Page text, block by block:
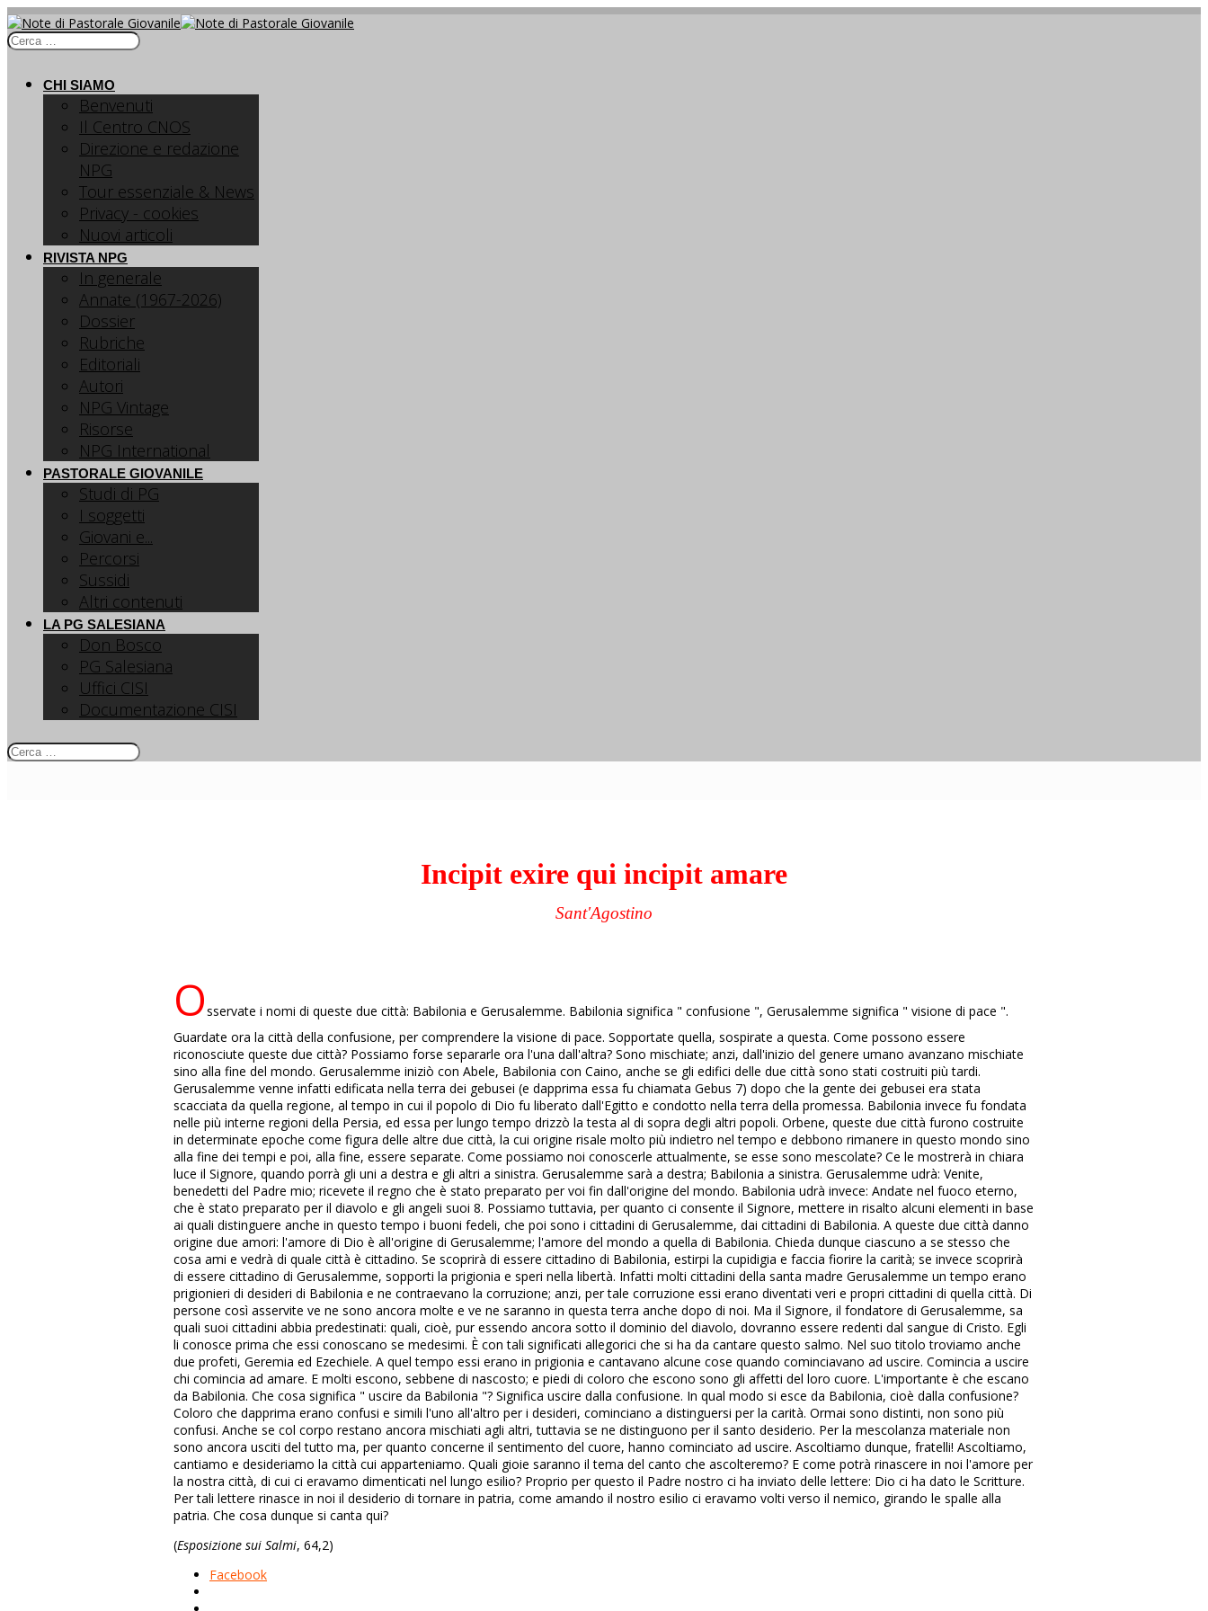
CHI SIAMO
Benvenuti
Il Centro CNOS
Direzione e redazione
NPG
Tour essenziale & News
Privacy - cookies
Nuovi articoli
RIVISTA NPG
In generale
Annate (1967-2026)
Dossier
Rubriche
Editoriali
Autori
NPG Vintage
Risorse
NPG International
PASTORALE GIOVANILE
Studi di PG
I soggetti
Giovani e...
Percorsi
Sussidi
Altri contenuti
LA PG SALESIANA
Don Bosco
PG Salesiana
Uffici CISI
Documentazione CISI
Incipit exire qui incipit amare
Sant'Agostino
Osservate i nomi di queste due città: Babilonia e Gerusalemme. Babilonia significa " confusione ", Gerusalemme significa " visione di pace ".
Guardate ora la città della confusione, per comprendere la visione di pace. Sopportate quella, sospirate a questa. Come possono essere
riconosciute queste due città? Possiamo forse separarle ora l'una dall'altra? Sono mischiate; anzi, dall'inizio del genere umano avanzano mischiate
sino alla fine del mondo. Gerusalemme iniziò con Abele, Babilonia con Caino, anche se gli edifici delle due città sono stati costruiti più tardi.
Gerusalemme venne infatti edificata nella terra dei gebusei (e dapprima essa fu chiamata Gebus 7) dopo che la gente dei gebusei era stata
scacciata da quella regione, al tempo in cui il popolo di Dio fu liberato dall'Egitto e condotto nella terra della promessa. Babilonia invece fu fondata
nelle più interne regioni della Persia, ed essa per lungo tempo drizzò la testa al di sopra degli altri popoli. Orbene, queste due città furono costruite
in determinate epoche come figura delle altre due città, la cui origine risale molto più indietro nel tempo e debbono rimanere in questo mondo sino
alla fine dei tempi e poi, alla fine, essere separate. Come possiamo noi conoscerle attualmente, se esse sono mescolate? Ce le mostrerà in chiara
luce il Signore, quando porrà gli uni a destra e gli altri a sinistra. Gerusalemme sarà a destra; Babilonia a sinistra. Gerusalemme udrà: Venite,
benedetti del Padre mio; ricevete il regno che è stato preparato per voi fin dall'origine del mondo. Babilonia udrà invece: Andate nel fuoco eterno,
che è stato preparato per il diavolo e gli angeli suoi 8. Possiamo tuttavia, per quanto ci consente il Signore, mettere in risalto alcuni elementi in base
ai quali distinguere anche in questo tempo i buoni fedeli, che poi sono i cittadini di Gerusalemme, dai cittadini di Babilonia. A queste due città danno
origine due amori: l'amore di Dio è all'origine di Gerusalemme; l'amore del mondo a quella di Babilonia. Chieda dunque ciascuno a se stesso che
cosa ami e vedrà di quale città è cittadino. Se scoprirà di essere cittadino di Babilonia, estirpi la cupidigia e faccia fiorire la carità; se invece scoprirà
di essere cittadino di Gerusalemme, sopporti la prigionia e speri nella libertà. Infatti molti cittadini della santa madre Gerusalemme un tempo erano
prigionieri di desideri di Babilonia e ne contraevano la corruzione; anzi, per tale corruzione essi erano diventati veri e propri cittadini di quella città. Di
persone così asservite ve ne sono ancora molte e ve ne saranno in questa terra anche dopo di noi. Ma il Signore, il fondatore di Gerusalemme, sa
quali suoi cittadini abbia predestinati: quali, cioè, pur essendo ancora sotto il dominio del diavolo, dovranno essere redenti dal sangue di Cristo. Egli
li conosce prima che essi conoscano se medesimi. È con tali significati allegorici che si ha da cantare questo salmo. Nel suo titolo troviamo anche
due profeti, Geremia ed Ezechiele. A quel tempo essi erano in prigionia e cantavano alcune cose quando cominciavano ad uscire. Comincia a uscire
chi comincia ad amare. E molti escono, sebbene di nascosto; e piedi di coloro che escono sono gli affetti del loro cuore. L'importante è che escano
da Babilonia. Che cosa significa " uscire da Babilonia "? Significa uscire dalla confusione. In qual modo si esce da Babilonia, cioè dalla confusione?
Coloro che dapprima erano confusi e simili l'uno all'altro per i desideri, cominciano a distinguersi per la carità. Ormai sono distinti, non sono più
confusi. Anche se col corpo restano ancora mischiati agli altri, tuttavia se ne distinguono per il santo desiderio. Per la mescolanza materiale non
sono ancora usciti del tutto ma, per quanto concerne il sentimento del cuore, hanno cominciato ad uscire. Ascoltiamo dunque, fratelli! Ascoltiamo,
cantiamo e desideriamo la città cui apparteniamo. Quali gioie saranno il tema del canto che ascolteremo? E come potrà rinascere in noi l'amore per
la nostra città, di cui ci eravamo dimenticati nel lungo esilio? Proprio per questo il Padre nostro ci ha inviato delle lettere: Dio ci ha dato le Scritture.
Per tali lettere rinasce in noi il desiderio di tornare in patria, come amando il nostro esilio ci eravamo volti verso il nemico, girando le spalle alla
patria. Che cosa dunque si canta qui?
(Esposizione sui Salmi, 64,2)
Facebook